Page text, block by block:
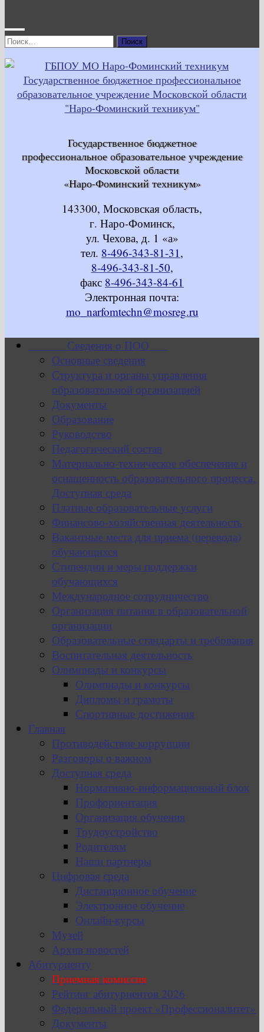
Найти:
Государственное бюджетное
профессиональное образовательное учреждение
Московской области
«Наро-Фоминский техникум»
143300, Московская область,
г. Наро-Фоминск,
ул. Чехова, д. 1 «а»
тел. 8-496-343-81-31,
8-496-343-81-50,
факс 8-496-343-84-61
Электронная почта:
mo_narfomtechn@mosreg.ru
Сведения о ПОО
Основные сведения
Структура и органы управления
образовательной организацией
Документы
Образование
Руководство
Педагогический состав
Материально-техническое обеспечение и
оснащенность образовательного процесса.
Доступная среда
Платные образовательные услуги
Финансово-хозяйственная деятельность
Вакантные места для приема (перевода)
обучающихся
Стипендии и меры поддержки
обучающихся
Международное сотрудничество
Организация питания в образовательной
организации
Образовательные стандарты и требования
Воспитательная деятельность
Олимпиады и конкурсы
Олимпиады и конкурсы
Дипломы и грамоты
Спортивные достижения
Главная
Противодействие коррупции
Разговоры о важном
Доступная среда
Нормативно-информационный блок
Профориентация
Организация обучения
Трудоустройство
Родителям
Наши партнеры
Цифровая среда
Дистанционное обучение
Электронное обучение
Онлайн-курсы
Музей
Архив новостей
Абитуриенту
Приемная комиссия
Рейтинг абитуриентов 2026
Федеральный проект «Профессионалитет»
Документы